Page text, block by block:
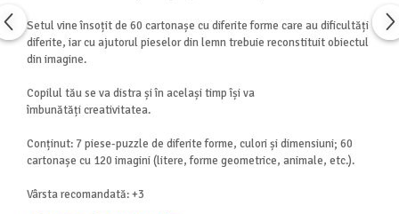
Setul vine însoțit de 60 cartonașe cu diferite forme care au dificultăți
diferite, iar cu ajutorul pieselor din lemn trebuie reconstituit obiectul
din imagine.
Copilul tău se va distra și în același timp își va
îmbunătățicreativitatea.
Conținut: 7 piese-puzzle de diferite forme, culori și dimensiuni; 60
cartonașe cu 120 imagini (litere, forme geometrice, animale, etc.).
Vârsta recomandată: +3